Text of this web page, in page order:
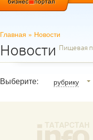
Главная » Новости
Новости Пищевая
Выберите: рубрику